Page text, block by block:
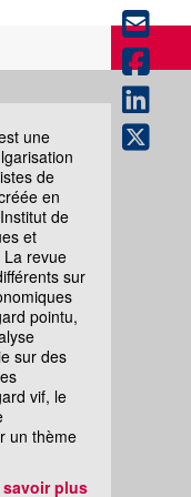
une
de
en
de
et
La revue
sur
pointu,
sur des
vif, le
un thème
savoir plus